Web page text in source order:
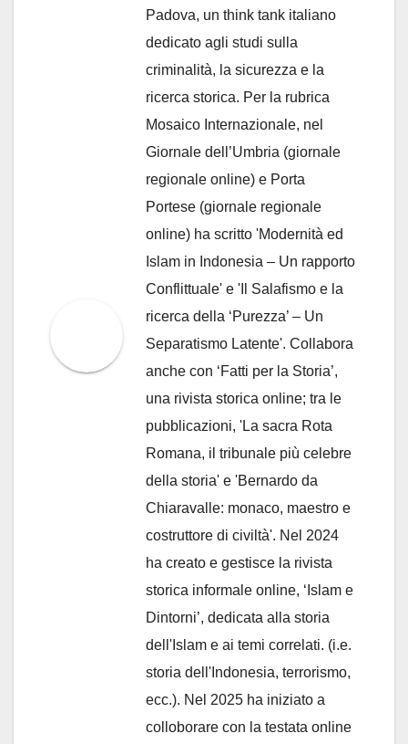
Padova, un think tank italiano
dedicato agli studi sulla
criminalità, la sicurezza e la
ricerca storica. Per la rubrica
Mosaico Internazionale, nel
Giornale dell’Umbria (giornale
regionale online) e Porta
Portese (giornale regionale
online) ha scritto 'Modernità ed
Islam in Indonesia – Un rapporto
Conflittuale' e 'Il Salafismo e la
ricerca della ‘Purezza’ – Un
Separatismo Latente'. Collabora
anche con ‘Fatti per la Storia’,
una rivista storica online; tra le
pubblicazioni, 'La sacra Rota
Romana, il tribunale più celebre
della storia' e 'Bernardo da
Chiaravalle: monaco, maestro e
costruttore di civiltà'. Nel 2024
ha creato e gestisce la rivista
storica informale online, ‘Islam e
Dintorni’, dedicata alla storia
dell'Islam e ai temi correlati. (i.e.
storia dell'Indonesia, terrorismo,
ecc.). Nel 2025 ha iniziato a
colloborare con la testata online